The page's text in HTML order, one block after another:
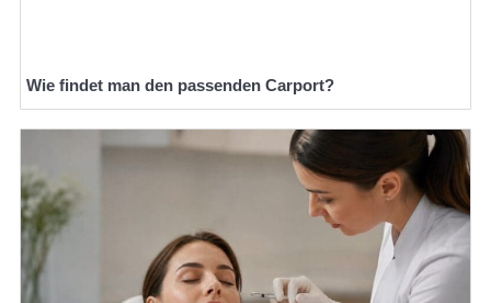
Wie findet man den passenden Carport?